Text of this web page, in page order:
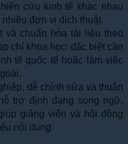
cứu kinh tế khác nhau
đơn vị dịch thuật.
và chuẩn hóa tài liệu theo
chí khoa học: đặc biệt cần
tế quốc tế hoặc làm việc
dễ chỉnh sửa và thuận
trợ định dạng song ngữ,
giảng viên và hội đồng
nội dung.